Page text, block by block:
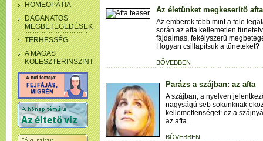
HOMEOPÁTIA
DAGANATOS
MEGBETEGEDÉSEK
TERHESSÉG
A MAGAS
KOLESZTERINSZINT
Az életünket megkeserítő afta
Az emberek több mint a fele
során az afta kellemetlen
fájdalmas, fekélyszerű
Hogyan csillapítsuk a tüneteket?
BŐVEBBEN
Parázs a szájban: az afta
A szájban, a nyelven
nagyságú seb sokunknak
kellemetlenséget: ez a
az afta.
BŐVEBBEN